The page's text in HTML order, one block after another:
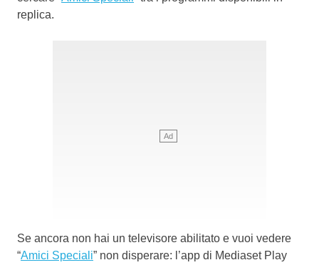
replica.
Se ancora non hai un televisore abilitato e vuoi vedere
“Amici Speciali” non disperare: l’app di Mediaset Play